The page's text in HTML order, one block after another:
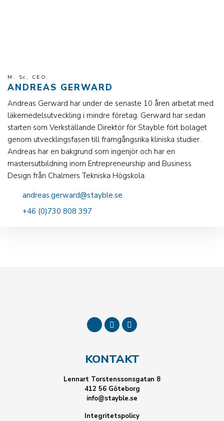
M. Sc, CEO.
ANDREAS GERWARD
Andreas Gerward har under de senaste 10 åren arbetat med
läkemedelsutveckling i mindre företag. Gerward har sedan
starten som Verkställande Direktör för Stayble fört bolaget
genom utvecklingsfasen till framgångsrika kliniska studier.
Andreas har en bakgrund som ingenjör och har en
mastersutbildning inom Entrepreneurship and Business
Design från Chalmers Tekniska Högskola.
andreas.gerward@stayble.se
+46 (0)730 808 397
KONTAKT
Lennart Torstenssonsgatan 8
412 56 Göteborg
info@stayble.se
Integritetspolicy